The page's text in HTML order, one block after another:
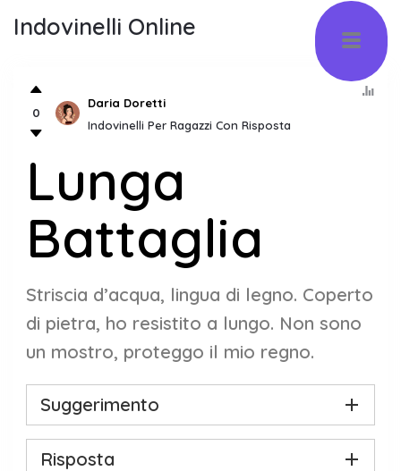
Indovinelli Online
0
Daria Doretti
Indovinelli Per Ragazzi Con Risposta
Lunga
Battaglia
Striscia d’acqua, lingua di legno. Coperto
di pietra, ho resistito a lungo. Non sono
un mostro, proteggo il mio regno.
Suggerimento
Risposta